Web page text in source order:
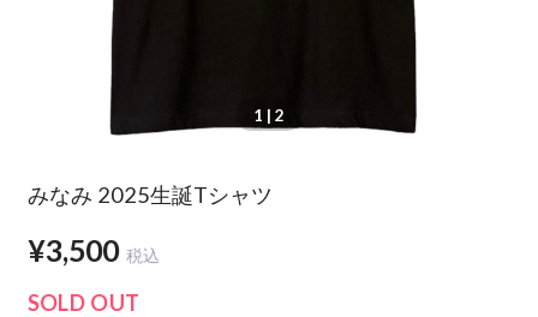
1 | 2
みなみ 2025生誕Tシャツ
¥3,500 税込
SOLD OUT